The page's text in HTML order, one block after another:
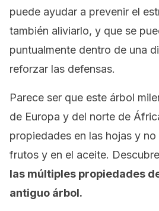
puede ayudar a prevenir el
también aliviarlo, y que se
puntualmente dentro de una
reforzar las defensas.
Parece ser que este árbol
de Europa y del norte de
propiedades en las hojas y
frutos y en el aceite.
las múltiples propiedades
antiguo árbol.